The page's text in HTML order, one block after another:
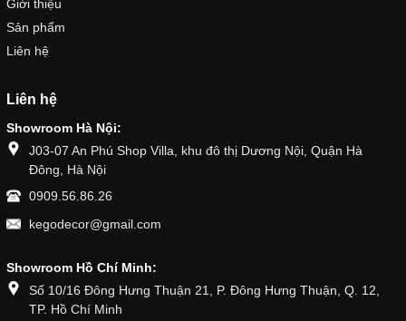
Giới thiệu
Sản phẩm
Liên hệ
Liên hệ
Showroom Hà Nội:
J03-07 An Phú Shop Villa, khu đô thị Dương Nội, Quận Hà
Đông, Hà Nội
0909.56.86.26
kegodecor@gmail.com
Showroom Hồ Chí Minh:
Số 10/16 Đông Hưng Thuận 21, P. Đông Hưng Thuận, Q. 12,
TP. Hồ Chí Minh